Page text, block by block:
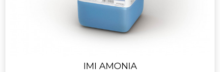
IMI AMONIA